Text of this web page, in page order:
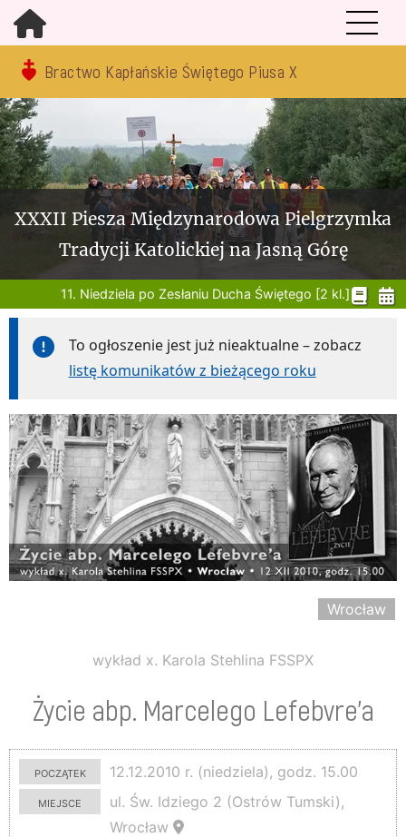
Bractwo Kapłańskie Świętego Piusa X
XXXII Piesza Międzynarodowa Pielgrzymka
Tradycji Katolickiej na Jasną Górę
11. Niedziela po Zesłaniu Ducha Świętego [2 kl.]
To ogłoszenie jest już nieaktualne – zobacz
listę komunikatów z bieżącego roku
Wrocław
wykład x. Karola Stehlina FSSPX
Życie abp. Marcelego Lefebvre'a
początek
12.12.2010 r. (niedziela), godz. 15.00
miejsce
ul. Św. Idziego 2 (Ostrów Tumski),
Wrocław